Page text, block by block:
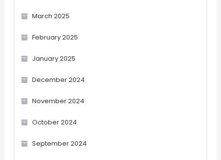
March 2025
February 2025
January 2025
December 2024
November 2024
October 2024
September 2024